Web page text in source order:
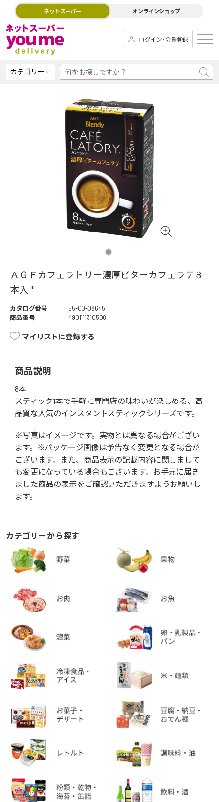
ネットスーパー オンラインショップ
ログイン･会員登録
カテゴリー
ＡＧＦカフェラトリー濃厚ビターカフェラテ８
本入 *
カタログ番号
55-00-08645
商品番号
4901111310506
マイリストに登録する
商品説明
8本
スティック1本で手軽に専門店の味わいが楽しめる、高
品質な人気のインスタントスティックシリーズです。
※写真はイメージです。実物とは異なる場合がござい
ます。※パッケージ画像は予告なく変更となる場合が
ございます。また、商品表示の記載内容に関しまして
も変更になっている場合もございます。お手元に届き
ました商品の表示をご確認いただきますようお願いし
ます。
カテゴリーから探す